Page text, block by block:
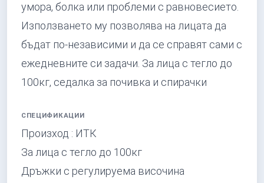
умора, болка или проблеми с равновесието.
Използването му позволява на лицата да
бъдат по-независими и да се справят сами с
ежедневните си задачи. За лица с тегло до
100кг, седалка за почивка и спирачки
СПЕЦИФИКАЦИИ
Произход : ИТК
За лица с тегло до 100кг
Дръжки с регулируема височина